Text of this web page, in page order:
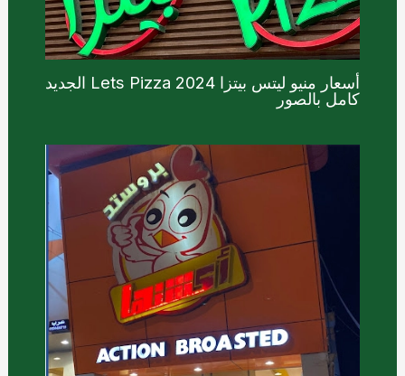
أسعار منيو ليتس بيتزا Lets Pizza 2024 الجديد
كامل بالصور